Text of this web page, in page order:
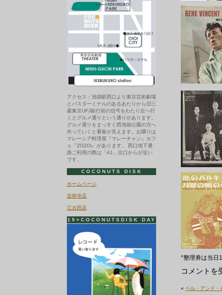
*整理券は当日
エ
ィ
コメントを
« ベル・アンド・
アクセス：池袋駅西口より東京芸術劇場
とバスターミナルのあるあたりから旧三
菱東京UFJ銀行前の信号をわたり左へ行
くとグルメ通りという通りがあります。
グルメ通りをまっすぐ西池袋公園の方へ
向っていくと看板が見えます。お隣りは
マレーシア料理屋『マレーチャン』カフ
ェ『ZOZOi』があります。 西口地下通
路ご利用の際は「A1」出口からが近い
です。
COCONUTS DISK
ホームページ
吉祥寺店
江古田店
19=COCONUTSDISK DAY